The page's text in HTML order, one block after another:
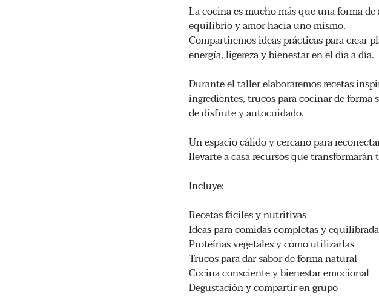
La cocina es mucho más que una forma
equilibrio y amor hacia uno mismo.
Compartiremos ideas prácticas para crear
energía, ligereza y bienestar en el día a día.
Durante el taller elaboraremos recetas
ingredientes, trucos para cocinar de
de disfrute y autocuidado.
Un espacio cálido y cercano para
llevarte a casa recursos que
Incluye:
Recetas fáciles y nutritivas
Ideas para comidas completas y
Proteínas vegetales y cómo utilizarlas
Trucos para dar sabor de forma natural
Cocina consciente y bienestar emocional
Degustación y compartir en grupo